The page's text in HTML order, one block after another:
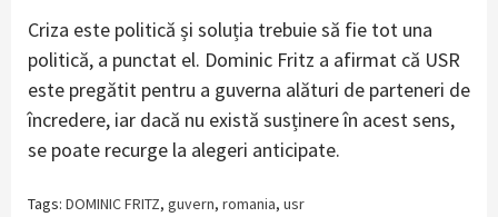
Criza este politică și soluția trebuie să fie tot una
politică, a punctat el. Dominic Fritz a afirmat că USR
este pregătit pentru a guverna alături de parteneri de
încredere, iar dacă nu există susținere în acest sens,
se poate recurge la alegeri anticipate.
Tags: DOMINIC FRITZ, guvern, romania, usr